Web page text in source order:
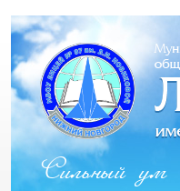
Сильный ум